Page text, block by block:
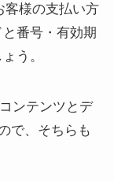
様の支払い方
番号・有効期
う。
ンテンツとデ
で、そちらも